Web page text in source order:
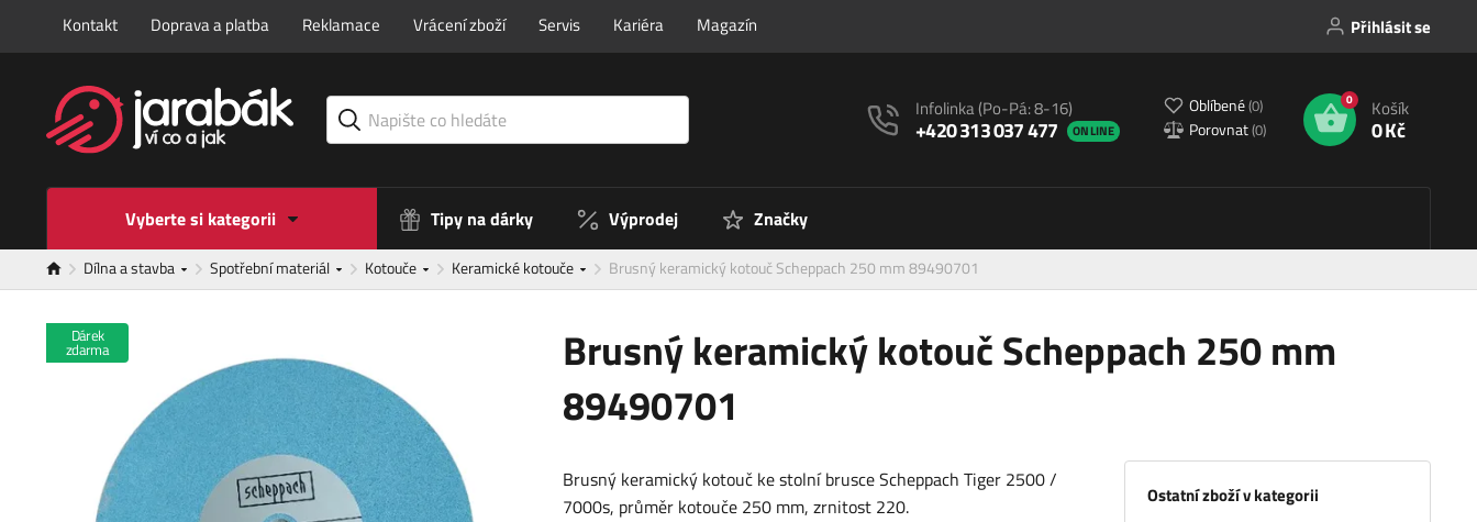
Kontakt Doprava a platba Reklamace Vrácení zboží Servis Kariéra Magazín Přihlásit se
Infolinka(Po-Pá: 8-16)
+420 313 037 477 ONLINE
Oblíbené(0)
Porovnat(0)
0 Košík
0 Kč
Vyberte si kategorii Tipy na dárky Výprodej Značky
Dílna a stavba Spotřební materiál Kotouče Keramické kotouče Brusný keramický kotouč Scheppach 250 mm 89490701
Brusný keramický kotouč Scheppach 250 mm
89490701
Dárek
zdarma
Ostatní zboží v kategorii
Brusný keramický kotouč ke stolní brusce Scheppach Tiger 2500 /
7000s, průměr kotouče 250 mm, zrnitost 220.